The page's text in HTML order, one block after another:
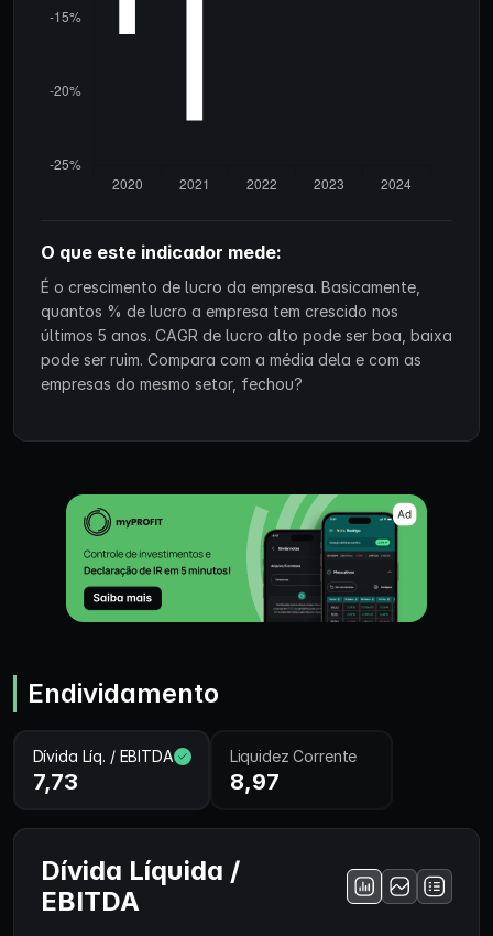
O que este indicador mede:
É o crescimento de lucro da empresa. Basicamente,
quantos % de lucro a empresa tem crescido nos
últimos 5 anos. CAGR de lucro alto pode ser boa, baixa
pode ser ruim. Compara com a média dela e com as
empresas do mesmo setor, fechou?
Endividamento
Dívida Líq. / EBITDA
7,73
Liquidez Corrente
8,97
Dívida Líquida /
EBITDA